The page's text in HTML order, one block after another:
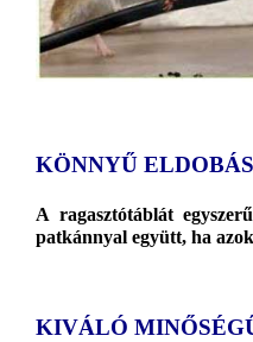
KÖNNYŰ ELDOBÁS
A ragasztótáblát
patkánnyal együtt, ha
KIVÁLÓ